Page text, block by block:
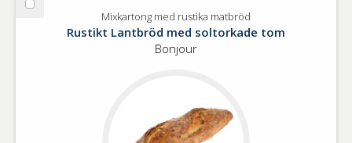
Välj
Mixkartong med rustika matbröd
Rustikt Lantbröd med soltorkade tom
Bonjour